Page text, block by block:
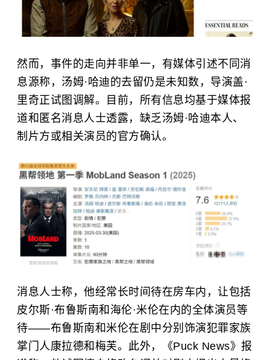
然而，事件的走向并非单一，有媒体引述不同消
息源称， 汤姆·哈迪 的去留仍是未知数，导演盖·
里奇正试图调解。目前，所有信息均基于媒体报
道和匿名消息人士透露，缺乏汤姆·哈迪本人、
制片方或相关演员的官方确认。
消息人士称，他经常长时间待在房车内，让包括
皮尔斯·布鲁斯南和 海伦·米伦在内的全体演员等
待——布鲁斯南和米伦在剧中分别饰演犯罪家族
掌门人康拉德和梅芙。此外，《Puck News》报